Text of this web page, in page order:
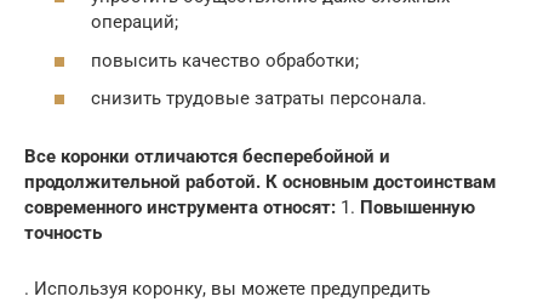
операций;
повысить качество обработки;
снизить трудовые затраты персонала.
Все коронки отличаются бесперебойной и
продолжительной работой. К основным достоинствам
современного инструмента относят: 1. Повышенную
точность
. Используя коронку, вы можете предупредить